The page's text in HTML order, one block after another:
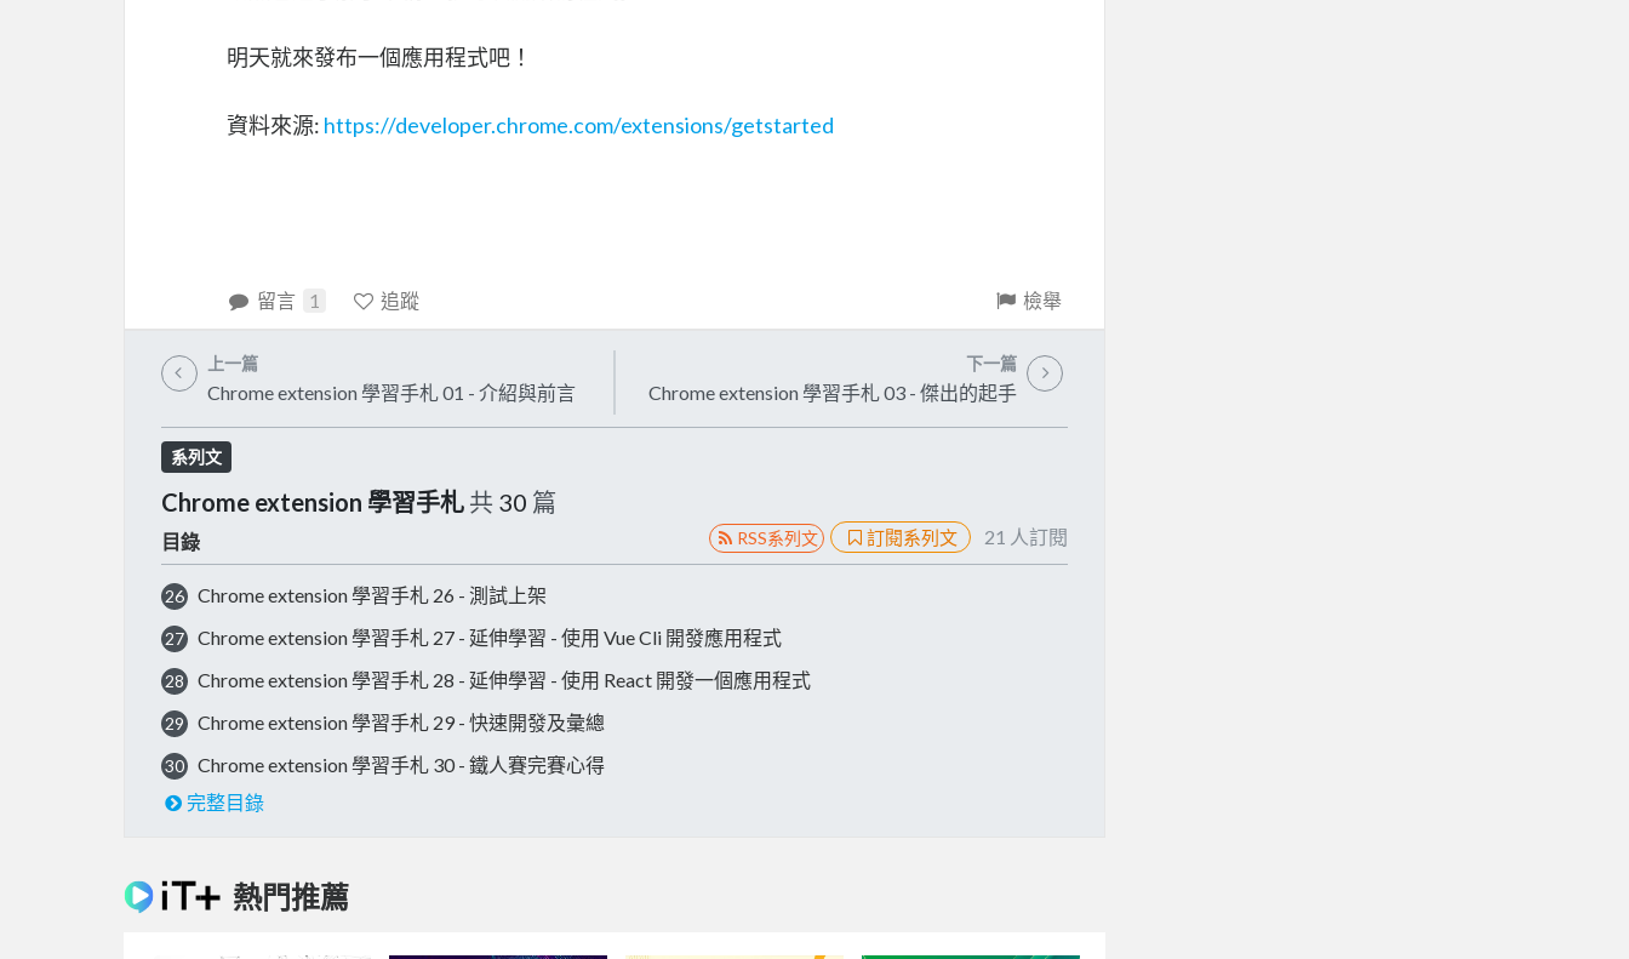
明天就來發布一個應用程式吧！
資料來源: https://developer.chrome.com/extensions/getstarted
留言 1 追蹤 檢舉
上一篇
Chrome extension 學習手札 01 - 介紹與前言
下一篇
Chrome extension 學習手札 03 - 傑出的起手
系列文
Chrome extension 學習手札 共 30 篇
目錄 RSS系列文 訂閱系列文 21 人訂閱
26 Chrome extension 學習手札 26 - 測試上架
27 Chrome extension 學習手札 27 - 延伸學習 - 使用 Vue Cli 開發應用程式
28 Chrome extension 學習手札 28 - 延伸學習 - 使用 React 開發一個應用程式
29 Chrome extension 學習手札 29 - 快速開發及彙總
30
Chrome extension 學習手札 30 - 鐵人賽完賽心得
完整目錄
熱門推薦